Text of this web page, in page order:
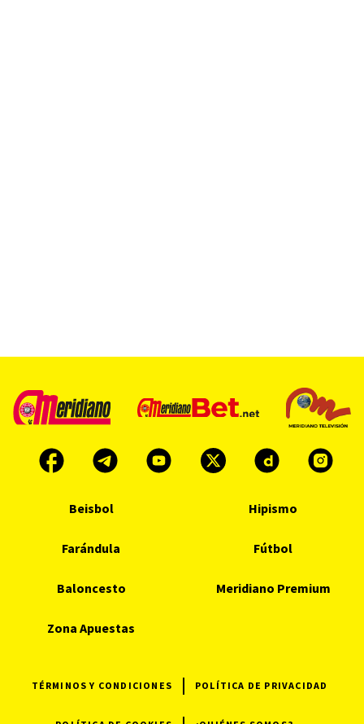
Beisbol Hipismo
Farándula Fútbol
Baloncesto Meridiano Premium
Zona Apuestas
TÉRMINOS Y CONDICIONES POLÍTICA DE PRIVACIDAD